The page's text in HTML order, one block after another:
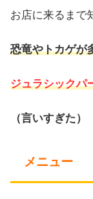
お店に来るまで
恐竜やトカゲが
ジュラシックパ
（言いすぎた）
メニュー